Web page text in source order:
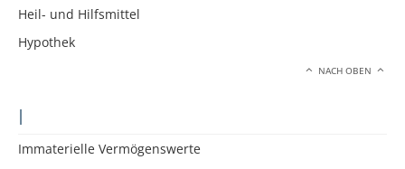
Heil- und Hilfsmittel
Hypothek
NACH OBEN
I
Immaterielle Vermögenswerte